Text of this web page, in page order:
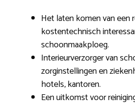
Het laten komen van een
kostentechnisch
schoonmaakploeg.
Interieurverzorger van
zorginstellingen en
hotels, kantoren.
Een uitkomst voor